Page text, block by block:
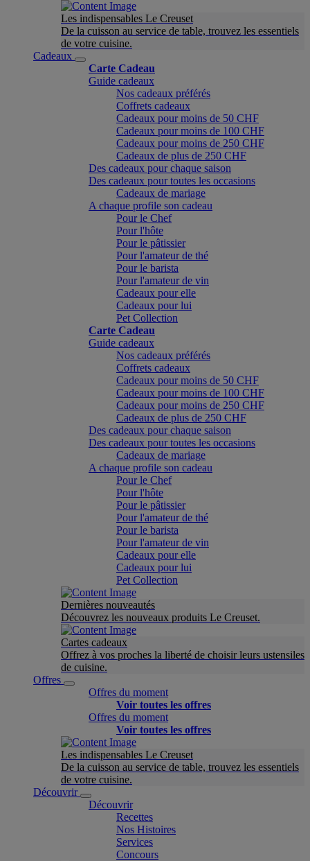
Les indispensables Le Creuset
De la cuisson au service de table, trouvez les essentiels
de votre cuisine.
Cadeaux
Carte Cadeau
Guide cadeaux
Nos cadeaux préférés
Coffrets cadeaux
Cadeaux pour moins de 50 CHF
Cadeaux pour moins de 100 CHF
Cadeaux pour moins de 250 CHF
Cadeaux de plus de 250 CHF
Des cadeaux pour chaque saison
Des cadeaux pour toutes les occasions
Cadeaux de mariage
A chaque profile son cadeau
Pour le Chef
Pour l'hôte
Pour le pâtissier
Pour l'amateur de thé
Pour le barista
Pour l'amateur de vin
Cadeaux pour elle
Cadeaux pour lui
Pet Collection
Carte Cadeau
Guide cadeaux
Nos cadeaux préférés
Coffrets cadeaux
Cadeaux pour moins de 50 CHF
Cadeaux pour moins de 100 CHF
Cadeaux pour moins de 250 CHF
Cadeaux de plus de 250 CHF
Des cadeaux pour chaque saison
Des cadeaux pour toutes les occasions
Cadeaux de mariage
A chaque profile son cadeau
Pour le Chef
Pour l'hôte
Pour le pâtissier
Pour l'amateur de thé
Pour le barista
Pour l'amateur de vin
Cadeaux pour elle
Cadeaux pour lui
Pet Collection
Dernières nouveautés
Découvrez les nouveaux produits Le Creuset.
Cartes cadeaux
Offrez à vos proches la liberté de choisir leurs ustensiles
de cuisine.
Offres
Offres du moment
Voir toutes les offres
Offres du moment
Voir toutes les offres
Les indispensables Le Creuset
De la cuisson au service de table, trouvez les essentiels
de votre cuisine.
Découvrir
Découvrir
Recettes
Nos Histoires
Services
Concours